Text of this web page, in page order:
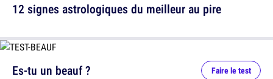
12 signes astrologiques du meilleur au pire
Es-tu un beauf ? Faire le test